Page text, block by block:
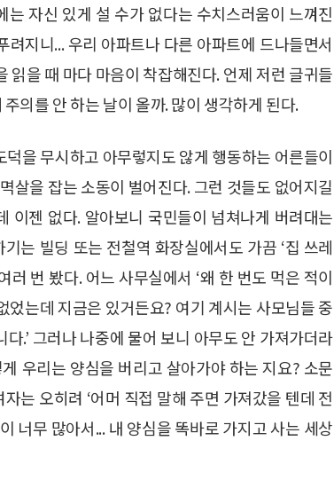
자신 있게 설 수가 없다는 수치스러움이 느껴진
지니... 우리 아파트나 다른 아파트에 드나들면서
을 때 마다 마음이 착잡해진다. 언제 저런 글귀들
의를 안 하는 날이 올까. 많이 생각하게 된다.
을 무시하고 아무렇지도 않게 행동하는 어른들이
살을 잡는 소동이 벌어진다. 그런 것들도 없어지길
이젠 없다. 알아보니 국민들이 넘쳐나게 버려대는
는 빌딩 또는 전철역 화장실에서도 가끔 ‘집 쓰레
번 봤다. 어느 사무실에서 ‘왜 한 번도 먹은 적이
는데 지금은 있거든요? 여기 계시는 사모님들 중
.’ 그러나 나중에 물어 보니 아무도 안 가져가더라
우리는 양심을 버리고 살아가야 하는 지요? 소문
는 오히려 ‘어머 직접 말해 주면 가져갔을 텐데 전
너무 많아서... 내 양심을 똑바로 가지고 사는 세상